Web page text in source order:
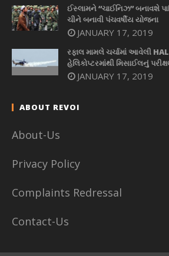
ઈસ્લામને “ચાઈનિઝ” બનાવશે
ચીને બનાવી પંચવર્ષીય યોજના
JANUARY 17, 2019
રફાલ મામલે ચર્ચામાં આવેલી
હેલિકોપ્ટરમાંથી મિસાઈલનું
JANUARY 17, 2019
ABOUT REVOI
About-Us
Privacy Policy
Complaints Redressal
Contact-Us